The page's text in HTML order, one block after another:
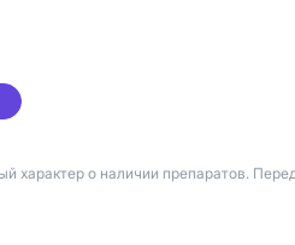
характер о наличии препаратов.